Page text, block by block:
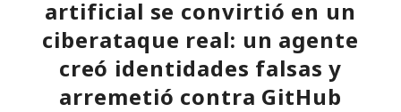
artificial se convirtió en un
ciberataque real: un agente
creó identidades falsas y
arremetió contra GitHub